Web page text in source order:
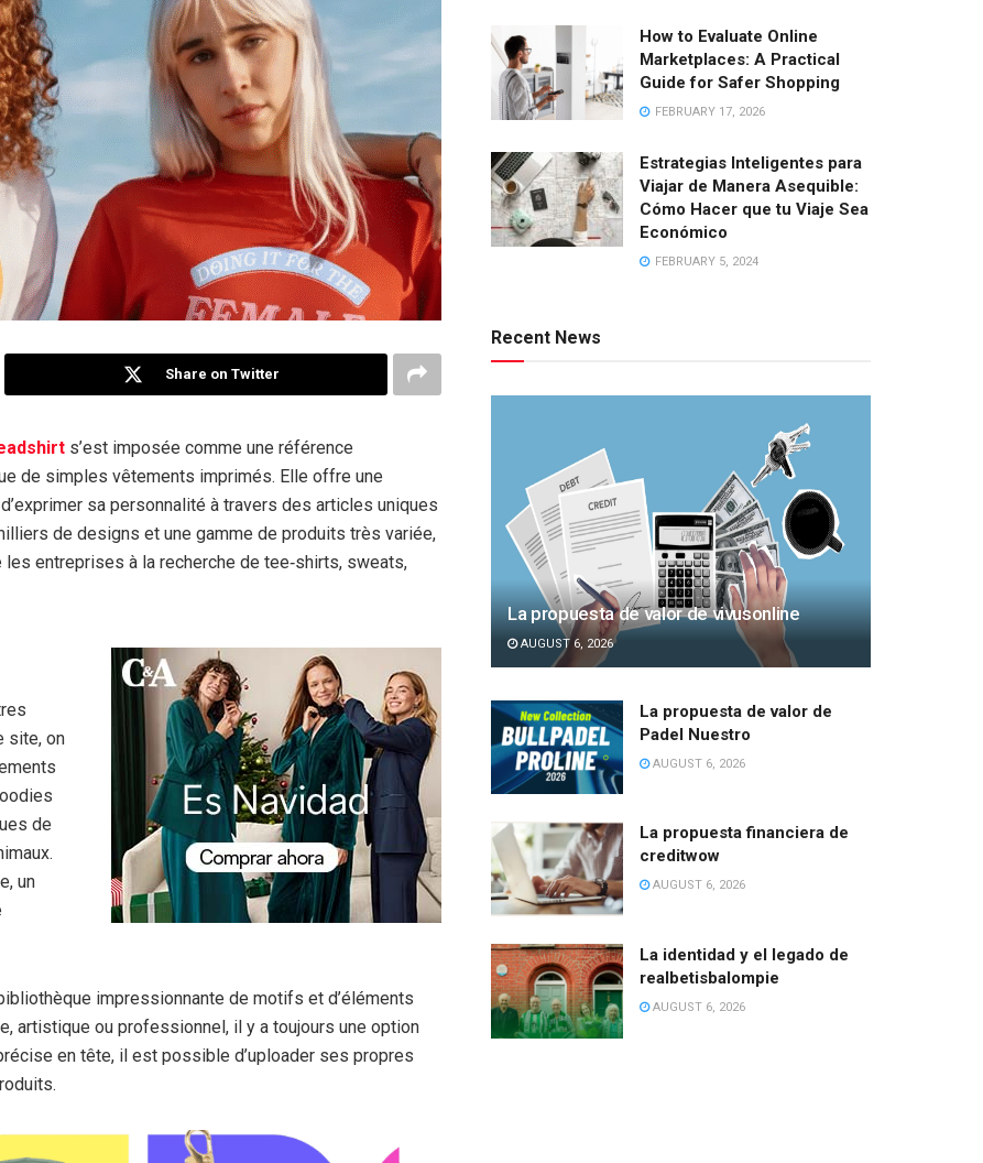
Share on Twitter
s’est imposée comme une référence
de simples vêtements imprimés. Elle offre une
sa personnalité à travers des articles uniques
de designs et une gamme de produits très variée,
entreprises à la recherche de tee‑shirts, sweats,
site, on
de
un
impressionnante de motifs et d’éléments
artistique ou professionnel, il y a toujours une option
en tête, il est possible d’uploader ses propres
How to Evaluate Online
Marketplaces: A Practical
Guide for Safer Shopping
FEBRUARY 17, 2026
Estrategias Inteligentes para
Viajar de Manera Asequible:
Cómo Hacer que tu Viaje Sea
Económico
FEBRUARY 5, 2024
Recent News
La propuesta de valor de vivusonline
AUGUST 6, 2026
La propuesta de valor de
Padel Nuestro
AUGUST 6, 2026
La propuesta financiera de
creditwow
AUGUST 6, 2026
La identidad y el legado de
realbetisbalompie
AUGUST 6, 2026